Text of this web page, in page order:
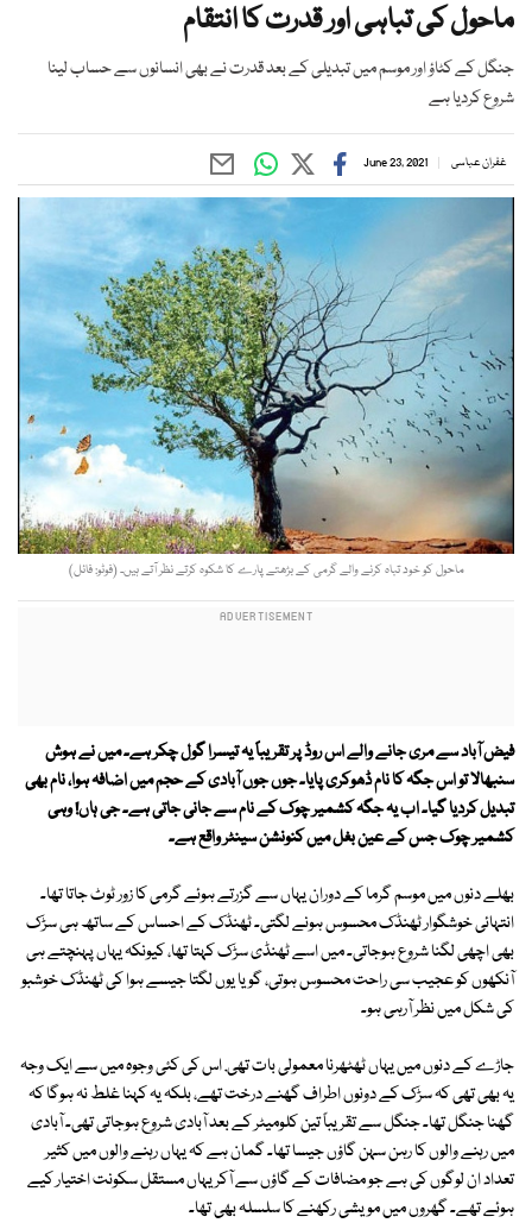
ماحول کی تباہی اور قدرت کا انتقام
جنگل کے کٹاؤ اور موسم میں تبدیلی کے بعد قدرت نے بھی انسانوں سے حساب لینا
شروع کردیا ہے
غفران عباسی June 23, 2021
ماحول کو خود تباہ کرنے والے گرمی کے بڑھتے پارے کا شکوہ کرتے نظر آتے ہیں۔ (فوٹو: فائل)
فیض آباد سے مری جانے والے اس روڈ پر تقریباً یہ تیسرا گول چکر ہے۔ میں نے ہوش
سنبھالا تو اس جگہ کا نام ڈھوکری پایا۔ جوں جوں آبادی کے حجم میں اضافہ ہوا، نام بھی
تبدیل کردیا گیا۔ اب یہ جگہ کشمیر چوک کے نام سے جانی جاتی ہے۔ جی ہاں! وہی
کشمیر چوک جس کے عین بغل میں کنونشن سینٹر واقع ہے۔
بھلے دنوں میں موسم گرما کے دوران یہاں سے گزرتے ہوئے گرمی کا زور ٹوٹ جاتا تھا۔
انتہائی خوشگوار ٹھنڈک محسوس ہونے لگتی۔ ٹھنڈک کے احساس کے ساتھ ہی سڑک
بھی اچھی لگنا شروع ہوجاتی۔ میں اسے ٹھنڈی سڑک کہتا تھا، کیونکہ یہاں پہنچتے ہی
آنکھوں کو عجیب سی راحت محسوس ہوتی، گویا یوں لگتا جیسے ہوا کی ٹھنڈک خوشبو
کی شکل میں نظر آرہی ہو۔
جاڑے کے دنوں میں یہاں ٹھٹھرنا معمولی بات تھی. اس کی کئی وجوہ میں سے ایک وجہ
یہ بھی تھی کہ سڑک کے دونوں اطراف گھنے درخت تھے، بلکہ یہ کہنا غلط نہ ہوگا کہ
گھنا جنگل تھا۔ جنگل سے تقریباً تین کلومیٹر کے بعد آبادی شروع ہوجاتی تھی۔ آبادی
میں رہنے والوں کا رہن سہن گاؤں جیسا تھا۔ گمان ہے کہ یہاں رہنے والوں میں کثیر
تعداد ان لوگوں کی ہے جو مضافات کے گاؤں سے آکر یہاں مستقل سکونت اختیار کیے
ہوئے تھے۔ گھروں میں مویشی رکھنے کا سلسلہ بھی تھا۔